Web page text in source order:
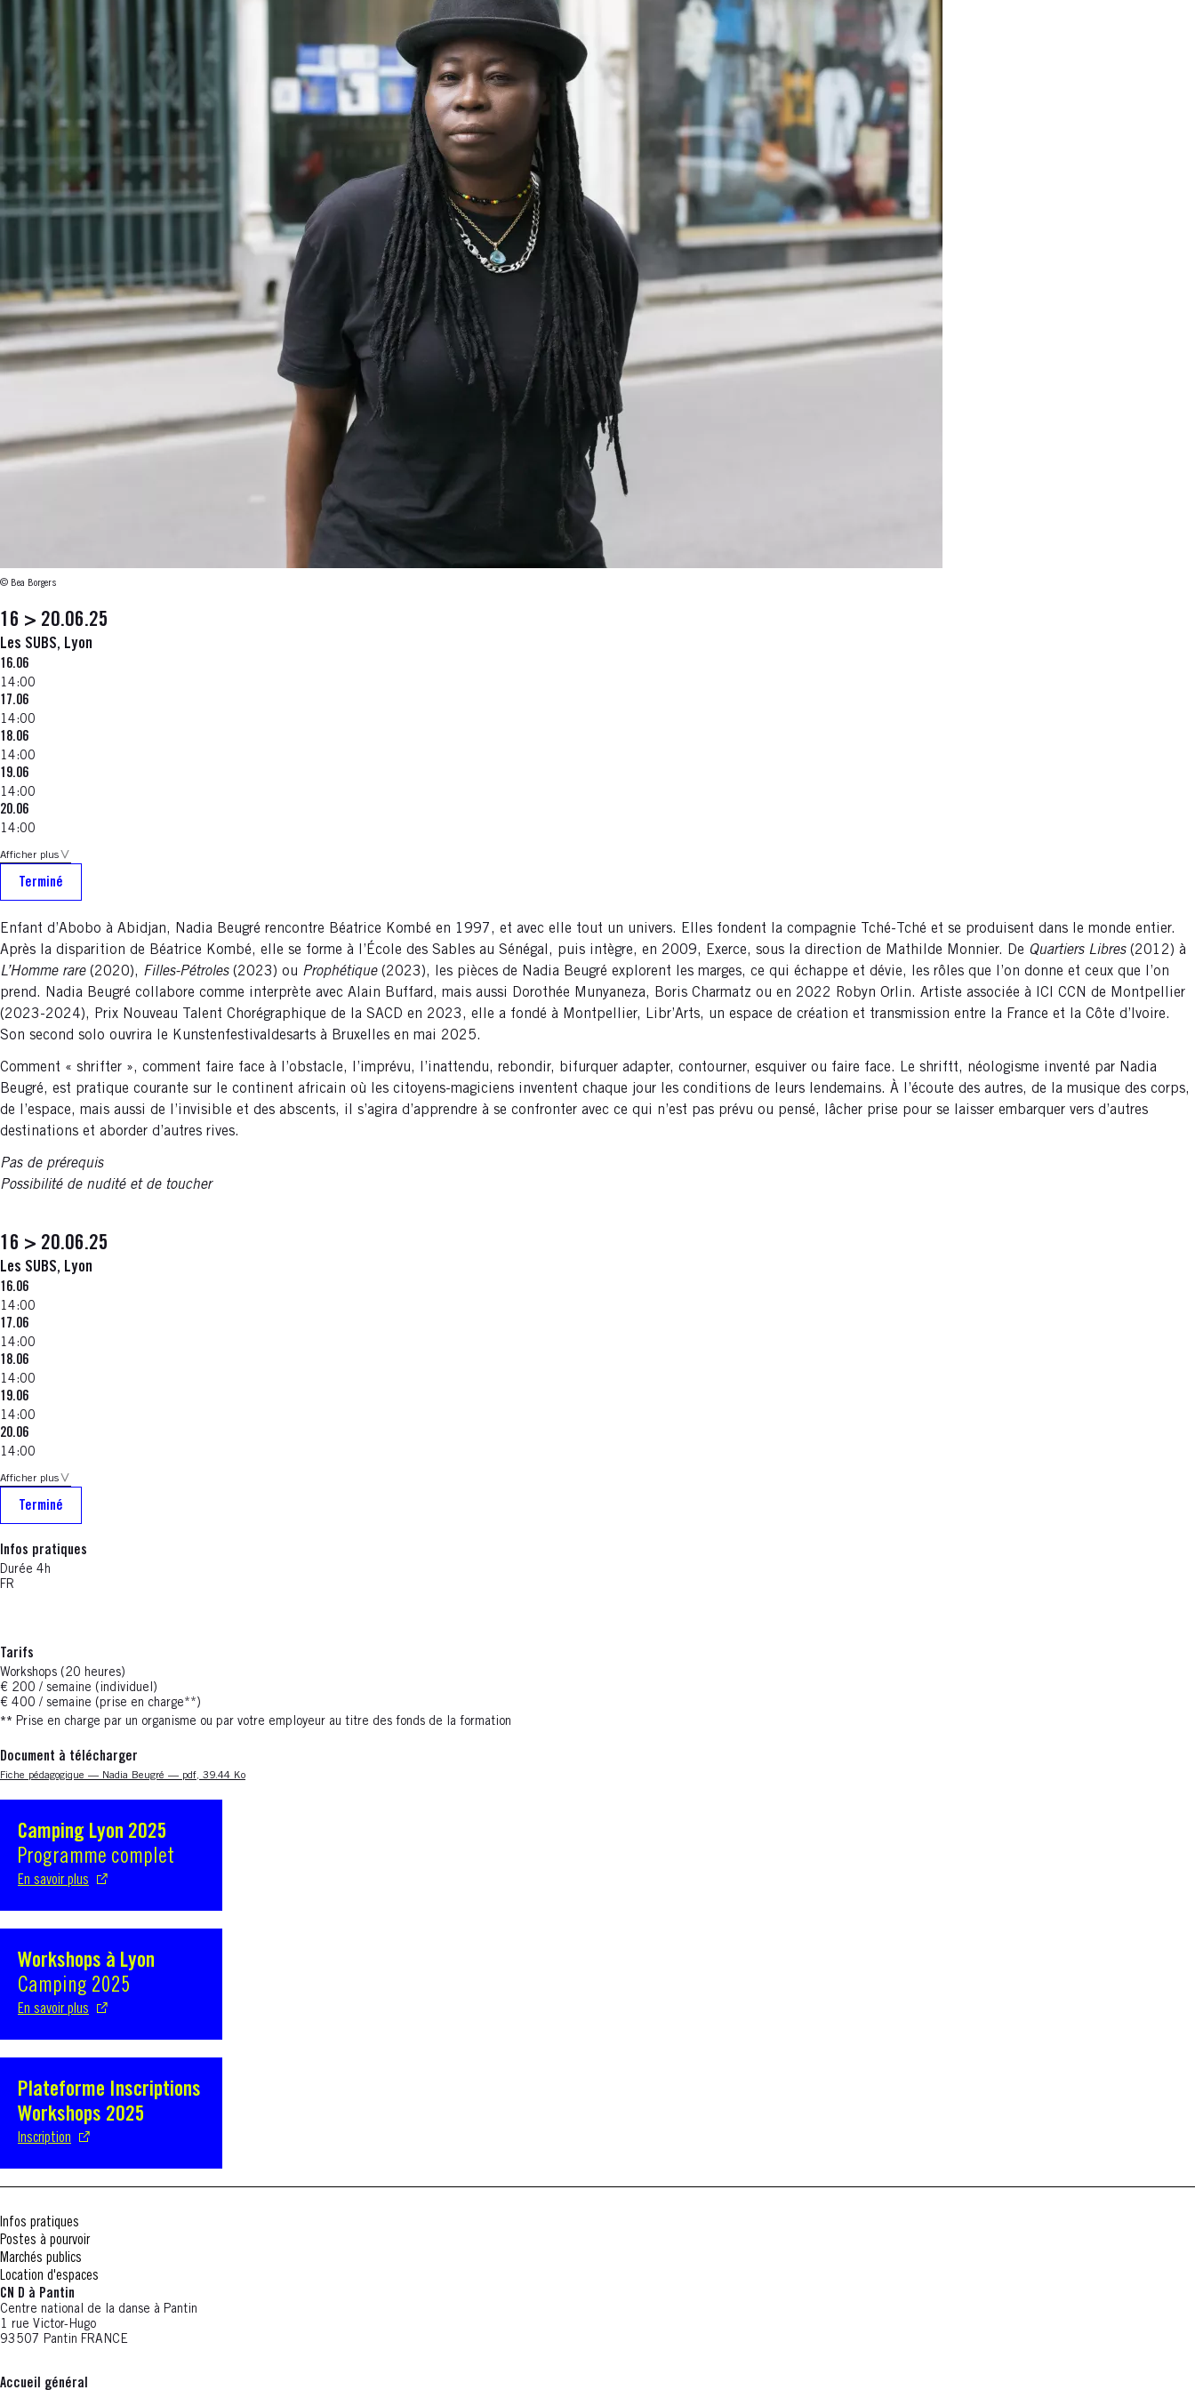
© Bea Borgers
16 > 20.06.25
Les SUBS, Lyon
16.06
14:00
17.06
14:00
18.06
14:00
19.06
14:00
20.06
14:00
Afficher plus
Terminé
Enfant d’Abobo à Abidjan, Nadia Beugré rencontre Béatrice Kombé en 1997, et avec elle tout un univers. Elles fondent la compagnie Tché-Tché et se produisent dans le monde entier.
Après la disparition de Béatrice Kombé, elle se forme à l’École des Sables au Sénégal, puis intègre, en 2009, Exerce, sous la direction de Mathilde Monnier. De Quartiers Libres(2012) à
L’Homme rare(2020), Filles-Pétroles (2023) ou Prophétique (2023), les pièces de Nadia Beugré explorent les marges, ce qui échappe et dévie, les rôles que l’on donne et ceux que l’on
prend. Nadia Beugré collabore comme interprète avec Alain Buffard, mais aussi Dorothée Munyaneza, Boris Charmatz ou en 2022 Robyn Orlin. Artiste associée à ICI CCN de Montpellier
(2023-2024), Prix Nouveau Talent Chorégraphique de la SACD en 2023, elle a fondé à Montpellier, Libr’Arts, un espace de création et transmission entre la France et la Côte d’Ivoire.
Son second solo ouvrira le Kunstenfestivaldesarts à Bruxelles en mai 2025.
Comment « shrifter », comment faire face à l’obstacle, l’imprévu, l’inattendu, rebondir, bifurquer adapter, contourner, esquiver ou faire face. Le shriftt, néologisme inventé par Nadia
Beugré, est pratique courante sur le continent africain où les citoyens-magiciens inventent chaque jour les conditions de leurs lendemains. À l’écoute des autres, de la musique des corps,
de l’espace, mais aussi de l’invisible et des abscents, il s’agira d’apprendre à se confronter avec ce qui n’est pas prévu ou pensé, lâcher prise pour se laisser embarquer vers d’autres
destinations et aborder d’autres rives.
Pas de prérequis
Possibilité de nudité et de toucher
16 > 20.06.25
Les SUBS, Lyon
16.06
14:00
17.06
14:00
18.06
14:00
19.06
14:00
20.06
14:00
Afficher plus
Terminé
Infos pratiques
Durée 4h
FR
Tarifs
Workshops (20 heures)
€ 200 / semaine (individuel)
€ 400 / semaine (prise en charge**)
** Prise en charge par un organisme ou par votre employeur au titre des fonds de la formation
Document à télécharger
Nouvelle fenêtre
Fiche pédagogique — Nadia Beugré — pdf, 39.44 Ko
Camping Lyon 2025
Programme complet
En savoir plus
S'ouvre dans une nouvelle fenêtre
Workshops à Lyon
Camping 2025
En savoir plus
S'ouvre dans une nouvelle fenêtre
Plateforme Inscriptions
Workshops 2025
Inscription
S'ouvre dans une nouvelle fenêtre
Infos pratiques
Postes à pourvoir
Marchés publics
Location d'espaces
CN D à Pantin
Centre national de la danse à Pantin
1 rue Victor-Hugo
93507 Pantin FRANCE
Accueil général